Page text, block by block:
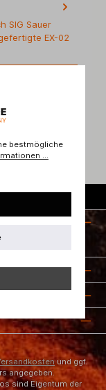
SIG Sauer
EX-02
und ggf.
angegeben.
sind Eigentum der
bestmögliche
...